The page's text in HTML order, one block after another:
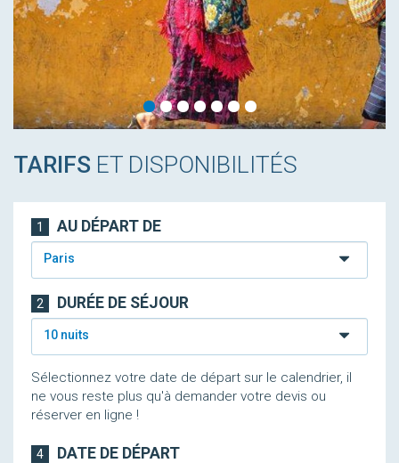
TARIFS ET DISPONIBILITÉS
1 AU DÉPART DE
Paris
2 DURÉE DE SÉJOUR
10 nuits
Sélectionnez votre date de départ sur le calendrier, il
ne vous reste plus qu'à demander votre devis ou
réserver en ligne !
4 DATE DE DÉPART